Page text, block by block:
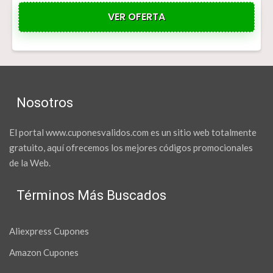
VER OFERTA
Nosotros
El portal www.cuponesvalidos.com es un sitio web totalmente
gratuito, aquí ofrecemos los mejores códigos promocionales
de la Web.
Términos Más Buscados
Aliexpress Cupones
Amazon Cupones